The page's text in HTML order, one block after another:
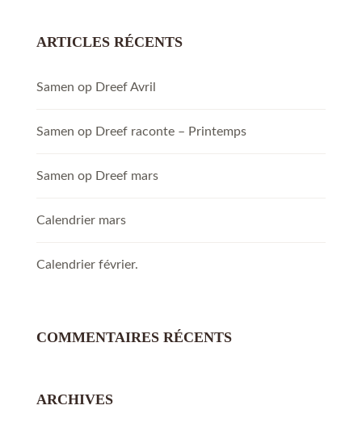
ARTICLES RÉCENTS
Samen op Dreef Avril
Samen op Dreef raconte – Printemps
Samen op Dreef mars
Calendrier mars
Calendrier février.
COMMENTAIRES RÉCENTS
ARCHIVES